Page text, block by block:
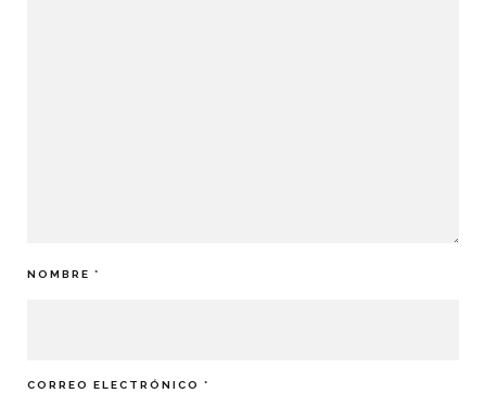
NOMBRE *
CORREO ELECTRÓNICO *